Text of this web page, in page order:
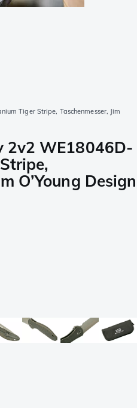
Tiger Stripe, Taschenmesser, Jim
2v2 WE18046D-
O’Young Design